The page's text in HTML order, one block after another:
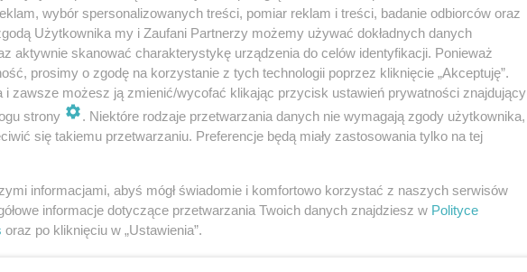
sensorycznej, lęki, przewlekłe infekcje,
pod ścianą i nie damy rady bez pomocy
i prosimy o wsparcie w tym trudnym dla
za każdy gest i okazaną pomoc.
wybór spersonalizowanych treści, pomiar reklam i treści, badanie odbiorców oraz
Użytkownika my i Zaufani Partnerzy możemy używać dokładnych danych
aktywnie skanować charakterystykę urządzenia do celów identyfikacji. Ponieważ
prosimy o zgodę na korzystanie z tych technologii poprzez kliknięcie „Akceptuję”.
i zawsze możesz ją zmienić/wycofać klikając przycisk ustawień prywatności znajdujący
strony
. Niektóre rodzaje przetwarzania danych nie wymagają zgody użytkownika,
się takiemu przetwarzaniu. Preferencje będą miały zastosowania tylko na tej
informacjami, abyś mógł świadomie i komfortowo korzystać z naszych serwisów
informacje dotyczące przetwarzania Twoich danych znajdziesz w Polityce
oraz po kliknięciu w „Ustawienia”.